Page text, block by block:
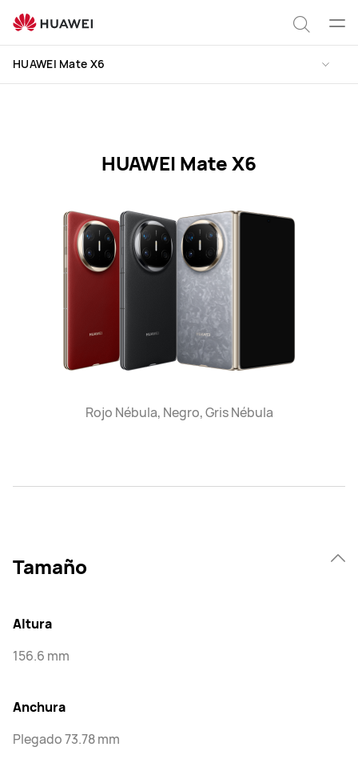
Especificaciones
del
HUAWEI
Mate
X6
Abrir
HUAWEI Mate X6
HUAWEI Mate X6
Rojo Nébula, Negro, Gris Nébula
Tamaño
Altura
156.6 mm
Anchura
Plegado 73.78 mm